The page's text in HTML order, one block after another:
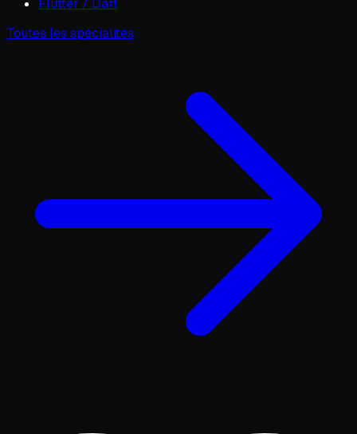
Flutter / Dart
Toutes les spécialités